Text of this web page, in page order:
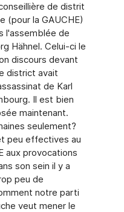
de distrit
(pour la GAUCHE)
l'assemblée de
Hähnel. Celui-ci le
discours devant
district avait
de Karl
Il est bien
maintenant.
seulement?
peu effectives au
aux provocations
son sein il y a
peu de
notre parti
veut mener le